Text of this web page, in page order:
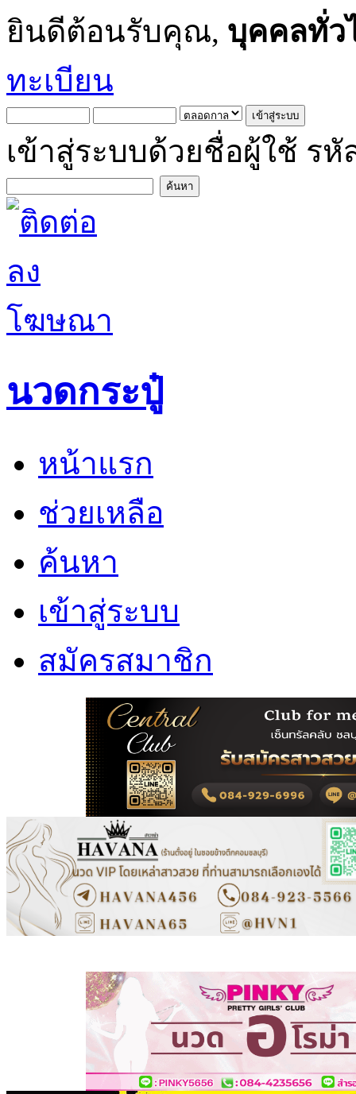
ยินดีต้อนรับคุณ, บุคคลทั่ว
ทะเบียน
เข้าสู่ระบบด้วยชื่อผู้ใช้ รหั
นวดกระปู๋
หน้าแรก
ช่วยเหลือ
ค้นหา
เข้าสู่ระบบ
สมัครสมาชิก